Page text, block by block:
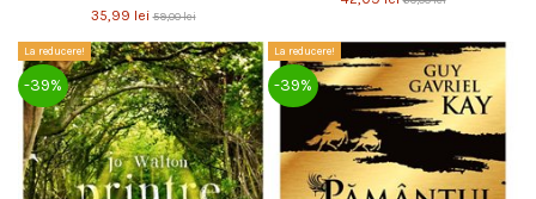
35,99 lei59,00 lei
La reducere!
-39%
La reducere!
-39%